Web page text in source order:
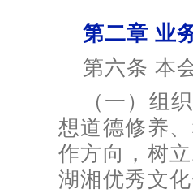
第二章 业
第六条 本
（一）组
想道德修养
作方向，树
湖湘优秀文